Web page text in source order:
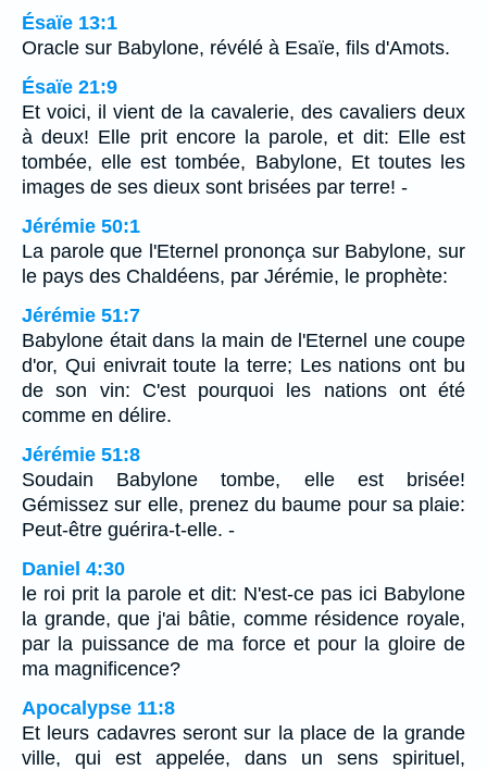
Ésaïe 13:1
Oracle sur Babylone, révélé à Esaïe, fils d'Amots.
Ésaïe 21:9
Et voici, il vient de la cavalerie, des cavaliers deux
à deux! Elle prit encore la parole, et dit: Elle est
tombée, elle est tombée, Babylone, Et toutes les
images de ses dieux sont brisées par terre! -
Jérémie 50:1
La parole que l'Eternel prononça sur Babylone, sur
le pays des Chaldéens, par Jérémie, le prophète:
Jérémie 51:7
Babylone était dans la main de l'Eternel une coupe
d'or, Qui enivrait toute la terre; Les nations ont bu
de son vin: C'est pourquoi les nations ont été
comme en délire.
Jérémie 51:8
Soudain Babylone tombe, elle est brisée!
Gémissez sur elle, prenez du baume pour sa plaie:
Peut-être guérira-t-elle. -
Daniel 4:30
le roi prit la parole et dit: N'est-ce pas ici Babylone
la grande, que j'ai bâtie, comme résidence royale,
par la puissance de ma force et pour la gloire de
ma magnificence?
Apocalypse 11:8
Et leurs cadavres seront sur la place de la grande
ville, qui est appelée, dans un sens spirituel,